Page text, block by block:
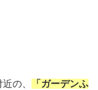
の、
「ガーデンふ